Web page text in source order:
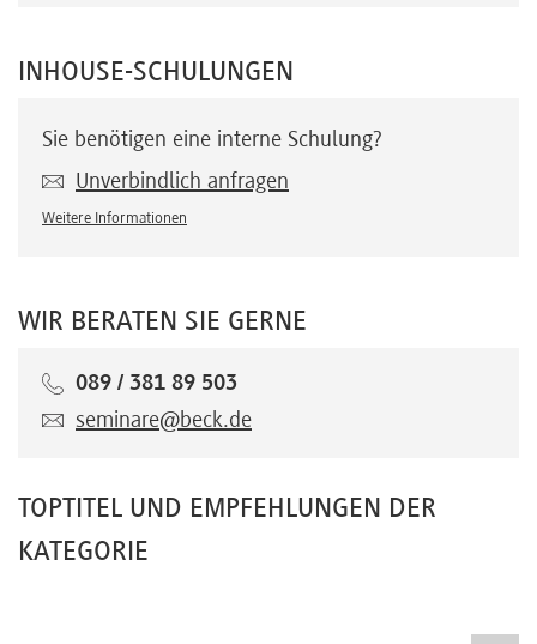
INHOUSE-SCHULUNGEN
Sie benötigen eine interne Schulung?
Unverbindlich anfragen
Weitere Informationen
WIR BERATEN SIE GERNE
089 / 381 89 503
seminare@beck.de
TOPTITEL UND EMPFEHLUNGEN DER
KATEGORIE